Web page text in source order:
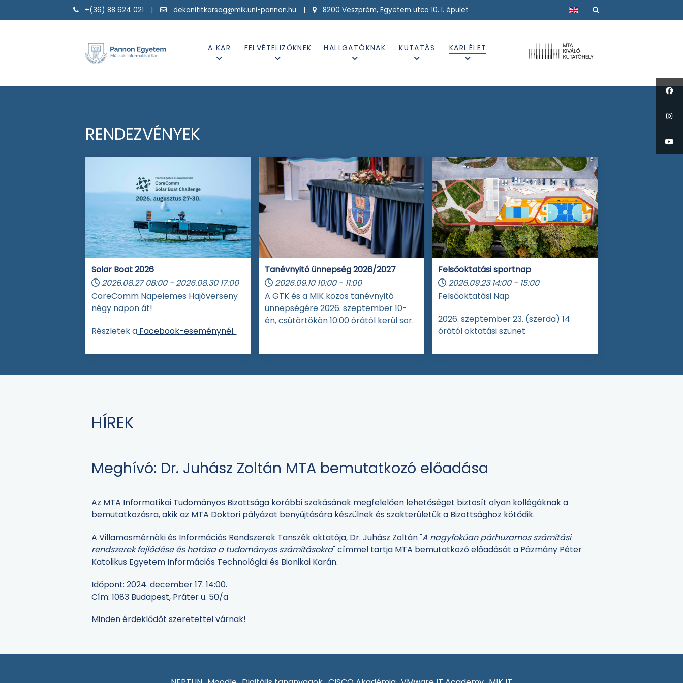
+(36) 88 624 021 | dekanititkarsag@mik.uni-pannon.hu | 8200 Veszprém, Egyetem utca 10. I. épület Válasszon nyelvet
A KAR FELVÉTELIZŐKNEK HALLGATÓKNAK KUTATÁS KARI ÉLET
RENDEZVÉNYEK
Solar Boat 2026
2026.08.27 08:00 - 2026.08.30 17:00
CoreComm Napelemes Hajóverseny
négy napon át!
Részletek a Facebook-eseménynél.
Tanévnyitó ünnepség 2026/2027
2026.09.10 10:00 - 11:00
A GTK és a MIK közös tanévnyitó
ünnepségére 2026. szeptember 10-
én, csütörtökön 10:00 órától kerül sor.
Felsőoktatási sportnap
2026.09.23 14:00 - 15:00
Felsőoktatási Nap
2026. szeptember 23. (szerda) 14
órától oktatási szünet
HÍREK
Meghívó: Dr. Juhász Zoltán MTA bemutatkozó előadása
Az MTA Informatikai Tudományos Bizottsága korábbi szokásának megfelelően lehetőséget biztosít olyan kollégáknak a
bemutatkozásra, akik az MTA Doktori pályázat benyújtására készülnek és szakterületük a Bizottsághoz kötődik.
A Villamosmérnöki és Információs Rendszerek Tanszék oktatója, Dr. Juhász Zoltán "A nagyfokúan párhuzamos számítási
rendszerek fejlődése és hatása a tudományos számításokra" címmel tartja MTA bemutatkozó előadását a Pázmány Péter
Katolikus Egyetem Információs Technológiai és Bionikai Karán.
Időpont: 2024. december 17. 14:00.
Cím: 1083 Budapest, Práter u. 50/a
Minden érdeklődőt szeretettel várnak!